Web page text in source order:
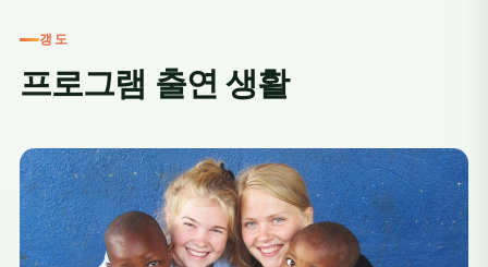
갱도
프로그램 출연 생활